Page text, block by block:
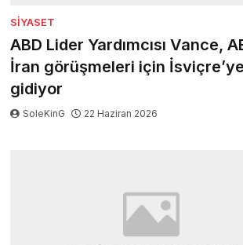
SIYASET
ABD Lider Yardımcısı Vance,
İran görüşmeleri için İsviçre’ye
gidiyor
SoleKinG 22 Haziran 2026